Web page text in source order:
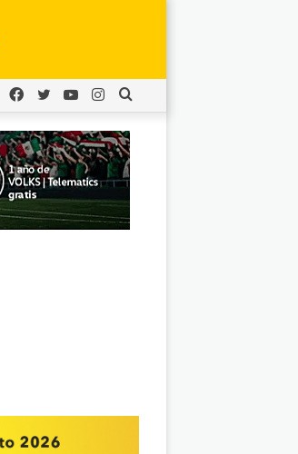
Buscar
Instagram
YouTube
Twitter
Facebook